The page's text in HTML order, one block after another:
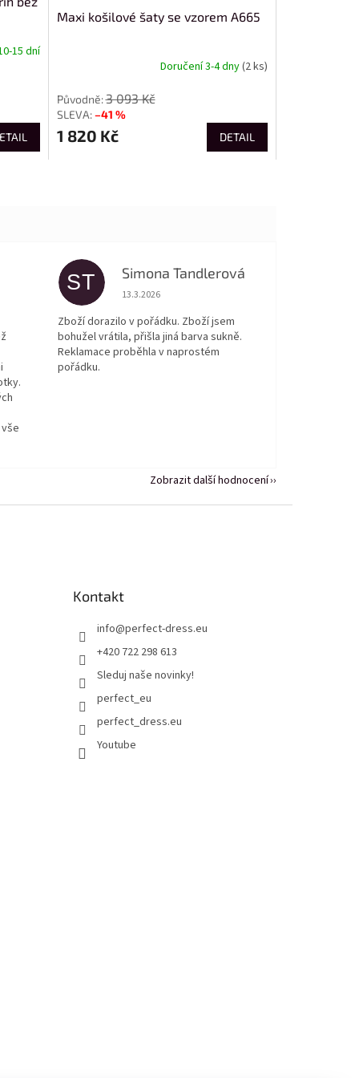
15 dní
Maxi košilové šaty se vzorem A665
Doručení 3-4 dny(2 ks)
3 093 Kč
–41 %
1 820 Kč DETAIL
5 z 5 hvězdiček.ST Simona Tandlerová
Hodnocení obchodu je 5 z 5 hvězdiček.
13.3.2026
Zboží dorazilo v pořádku. Zboží jsem
bohužel vrátila, přišla jiná barva sukně.
Reklamace proběhla v naprostém
pořádku.
Zobrazit další hodnocení
Kontakt
info@perfect-dress.eu
+420 722 298 613
Sleduj naše novinky!
perfect_eu
perfect_dress.eu
Youtube